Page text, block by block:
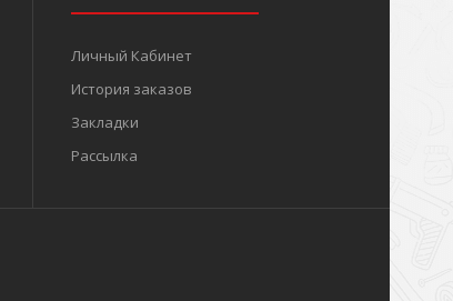
Личный Кабинет
История заказов
Закладки
Рассылка